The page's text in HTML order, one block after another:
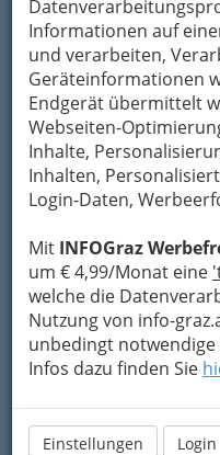
Informationen auf
und verarbeiten,
Geräteinformationen
Endgerät übermittelt
Webseiten-
Inhalte,
Inhalten,
Login-Daten,
Mit INFOGraz
um € 4,99/Monat eine
welche die
Nutzung von info-
unbedingt
Infos dazu finden Sie
Einstellungen Login
Strohhalme
Schere
rotes oder goldenes
Kleber
Bügeleisen
Zuerst
einfache
Strohsterns